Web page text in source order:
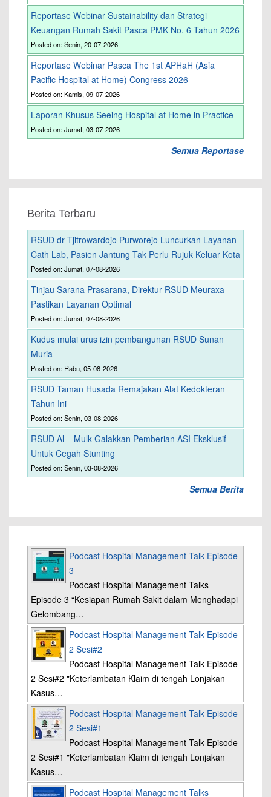
Reportase Webinar Sustainability dan Strategi
Keuangan Rumah Sakit Pasca PMK No. 6 Tahun 2026
Posted on: Senin, 20-07-2026
Reportase Webinar Pasca The 1st APHaH (Asia
Pacific Hospital at Home) Congress 2026
Posted on: Kamis, 09-07-2026
Laporan Khusus Seeing Hospital at Home in Practice
Posted on: Jumat, 03-07-2026
Semua Reportase
Berita Terbaru
RSUD dr Tjitrowardojo Purworejo Luncurkan Layanan
Cath Lab, Pasien Jantung Tak Perlu Rujuk Keluar Kota
Posted on: Jumat, 07-08-2026
Tinjau Sarana Prasarana, Direktur RSUD Meuraxa
Pastikan Layanan Optimal
Posted on: Jumat, 07-08-2026
Kudus mulai urus izin pembangunan RSUD Sunan
Muria
Posted on: Rabu, 05-08-2026
RSUD Taman Husada Remajakan Alat Kedokteran
Tahun Ini
Posted on: Senin, 03-08-2026
RSUD Al – Mulk Galakkan Pemberian ASI Eksklusif
Untuk Cegah Stunting
Posted on: Senin, 03-08-2026
Semua Berita
Podcast Hospital Management Talk Episode
3
Podcast Hospital Management Talks
Episode 3 “Kesiapan Rumah Sakit dalam Menghadapi
Gelombang…
Podcast Hospital Management Talk Episode
2 Sesi#2
Podcast Hospital Management Talk Episode
2 Sesi#2 "Keterlambatan Klaim di tengah Lonjakan
Kasus…
Podcast Hospital Management Talk Episode
2 Sesi#1
Podcast Hospital Management Talk Episode
2 Sesi#1 "Keterlambatan Klaim di tengah Lonjakan
Kasus…
Podcast Hospital Management Talks